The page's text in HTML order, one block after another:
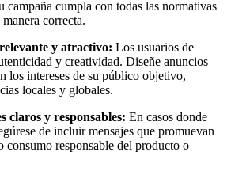
campaña cumpla con todas las normativas
correcta.
y atractivo: Los usuarios de
y creatividad. Diseñe anuncios
los intereses de su público objetivo,
locales y globales.
claros y responsables: En casos donde
de incluir mensajes que promuevan
consumo responsable del producto o